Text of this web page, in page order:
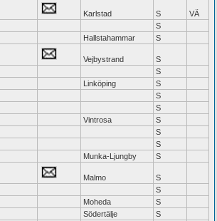
Karlstad S
VÄ
S
Hallstahammar S
Vejbystrand
S
S
Linköping
S
S
S
Vintrosa
S
S
S
Munka-Ljungby S
Malmo
S
S
Moheda
S
Södertälje S